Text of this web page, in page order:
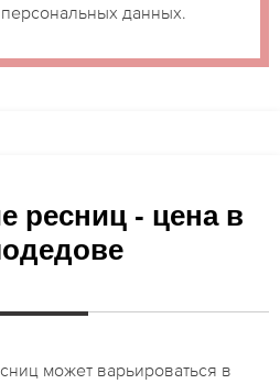
данных.
ресниц - цена в
может варьироваться в